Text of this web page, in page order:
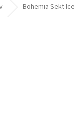
Bohemia Sekt Ice